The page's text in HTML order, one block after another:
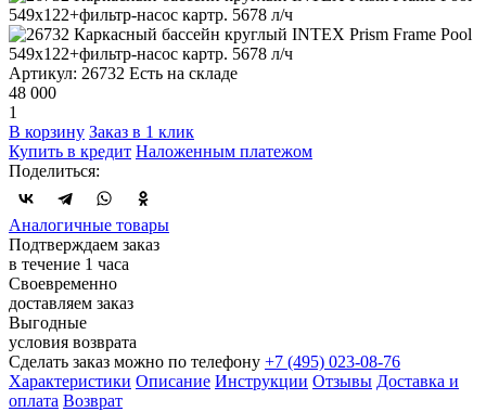
Артикул: 26732 Есть на складе
48 000
1
В корзину Заказ в 1 клик
Купить в кредит Наложенным платежом
Поделиться:
Аналогичные товары
Подтверждаем заказ
в течение 1 часа
Своевременно
доставляем заказ
Выгодные
условия возврата
Сделать заказ можно по телефону +7 (495) 023-08-76
Характеристики Описание Инструкции Отзывы Доставка и
оплата Возврат